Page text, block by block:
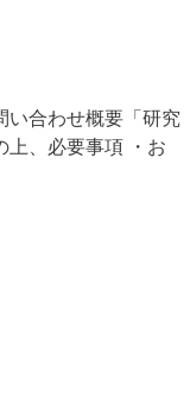
い合わせ概要「研究
上、必要事項 ・お